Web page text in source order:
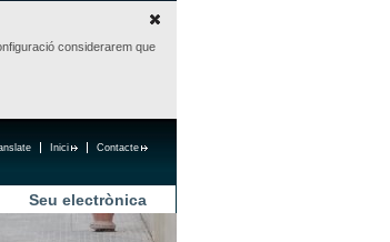
considerarem que
Contacte
Inici
Seu electrònica